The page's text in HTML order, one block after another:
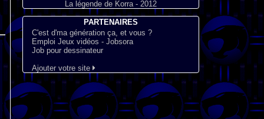
La légende de Korra - 2012
PARTENAIRES
C'est d'ma génération ça, et vous ?
Emploi Jeux vidéos - Jobsora
Job pour dessinateur
Ajouter votre site